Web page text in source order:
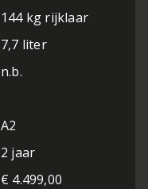
144 kg rijklaar
7,7 liter
n.b.
A2
2 jaar
€ 4.499,00